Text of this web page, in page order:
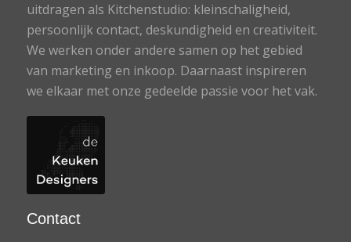
uitdragen als Kitchenstudio: kleinschaligheid,
persoonlijk contact, deskundigheid en creativiteit.
We werken onder andere samen op het gebied
van marketing en inkoop. Daarnaast inspireren
we elkaar met onze gedeelde passie voor het vak.
Contact